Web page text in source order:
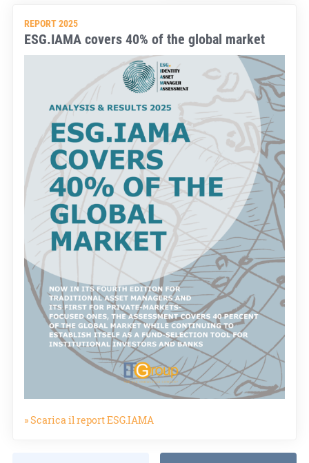
REPORT 2025
ESG.IAMA covers 40% of the global market
» Scarica il report ESG.IAMA